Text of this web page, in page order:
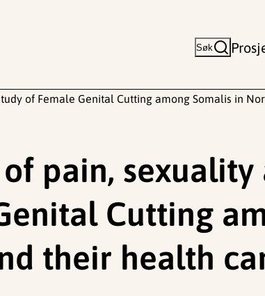
Søk
of Female Genital Cutting among Somalis in
pain, sexuality
Cutting
their health